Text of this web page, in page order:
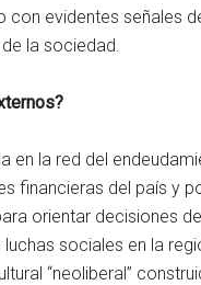
con evidentes señales
la sociedad.
en la red del
financieras del país y
orientar decisiones
sociales en la
“neoliberal”